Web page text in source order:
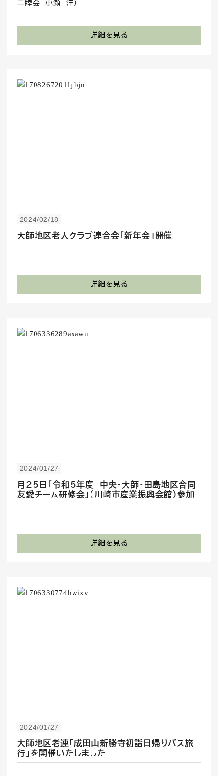
二睦会 小瀬 洋）
詳細を見る
2024/02/18
大師地区老人クラブ連合会「新年会」開催
詳細を見る
2024/01/27
月25日「令和5年度 中央・大師・田島地区合同
友愛チーム研修会」(川崎市産業振興会館）参加
詳細を見る
2024/01/27
大師地区老連「成田山新勝寺初詣日帰りバス旅
行」を開催いたしました